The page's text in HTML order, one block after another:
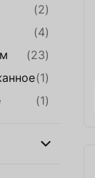
и Виски
(2)
(4)
(23)
(1)
(1)